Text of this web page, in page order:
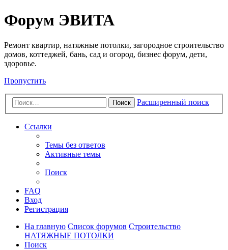
Регистрация
Форум ЭВИТА
Ремонт квартир, натяжные потолки, загородное строительство
домов, коттеджей, бань, сад и огород, бизнес форум, дети,
здоровье.
Пропустить
Поиск Расширенный поиск
Ссылки
Темы без ответов
Активные темы
Поиск
FAQ
Вход
Регистрация
На главную Список форумов Строительство
НАТЯЖНЫЕ ПОТОЛКИ
Поиск